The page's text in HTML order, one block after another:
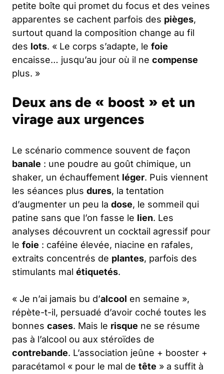
petite boîte qui promet du focus et des veines
apparentes se cachent parfois des pièges,
surtout quand la composition change au fil
des lots. « Le corps s’adapte, le foie
encaisse… jusqu’au jour où il ne compense
plus. »
Deux ans de « boost » et un
virage aux urgences
Le scénario commence souvent de façon
banale : une poudre au goût chimique, un
shaker, un échauffement léger. Puis viennent
les séances plus dures, la tentation
d’augmenter un peu la dose, le sommeil qui
patine sans que l’on fasse le lien. Les
analyses découvrent un cocktail agressif pour
le foie : caféine élevée, niacine en rafales,
extraits concentrés de plantes, parfois des
stimulants mal étiquetés.
« Je n’ai jamais bu d’alcool en semaine »,
répète-t-il, persuadé d’avoir coché toutes les
bonnes cases. Mais le risque ne se résume
pas à l’alcool ou aux stéroïdes de
contrebande. L’association jeûne + booster +
paracétamol « pour le mal de tête » a suffit à